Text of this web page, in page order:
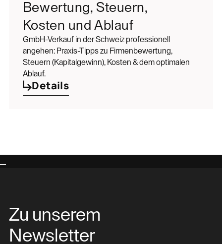
Bewertung, Steuern,
Kosten und Ablauf
GmbH-Verkauf in der Schweiz professionell
angehen: Praxis-Tipps zu Firmenbewertung,
Steuern (Kapitalgewinn), Kosten & dem optimalen
Ablauf.
Details
Zu unserem
Newsletter